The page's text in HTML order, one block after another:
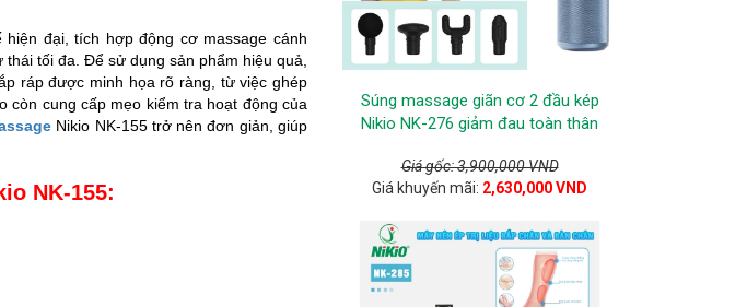
đại, tích hợp động cơ massage cánh
tối đa. Để sử dụng sản phẩm hiệu quả,
ráp được minh họa rõ ràng, từ việc ghép
còn cung cấp mẹo kiểm tra hoạt động của
Nikio NK-155 trở nên đơn giản, giúp
NK-155:
Súng massage giãn cơ 2 đầu kép
Nikio NK-276 giảm đau toàn thân
Giá gốc: 3,900,000 VND
Giá khuyến mãi: 2,630,000 VND